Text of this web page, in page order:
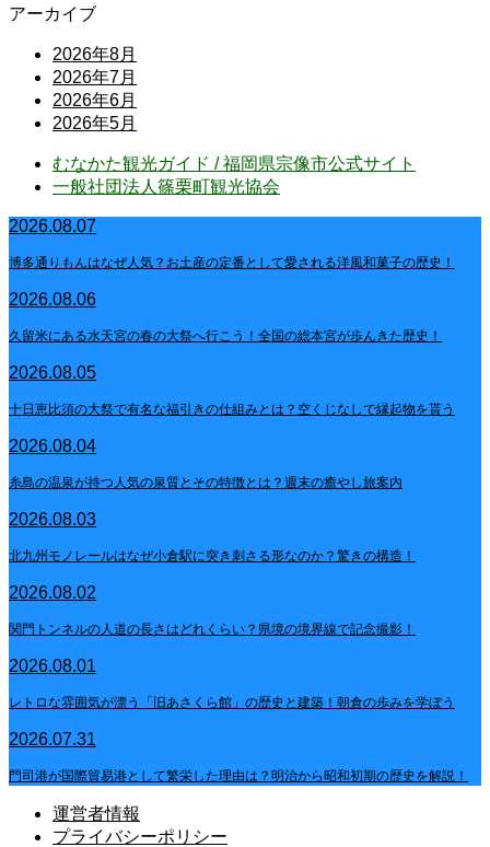
アーカイブ
2026年8月
2026年7月
2026年6月
2026年5月
むなかた観光ガイド / 福岡県宗像市公式サイト
⼀般社団法⼈篠栗町観光協会
2026.08.07
博多通りもんはなぜ人気？お土産の定番として愛される洋風和菓子の歴史！
2026.08.06
久留米にある水天宮の春の大祭へ行こう！全国の総本宮が歩んきた歴史！
2026.08.05
十日恵比須の大祭で有名な福引きの仕組みとは？空くじなしで縁起物を貰う
2026.08.04
糸島の温泉が持つ人気の泉質とその特徴とは？週末の癒やし旅案内
2026.08.03
北九州モノレールはなぜ小倉駅に突き刺さる形なのか？驚きの構造！
2026.08.02
関門トンネルの人道の長さはどれくらい？県境の境界線で記念撮影！
2026.08.01
レトロな雰囲気が漂う「旧あさくら館」の歴史と建築！朝倉の歩みを学ぼう
2026.07.31
門司港が国際貿易港として繁栄した理由は？明治から昭和初期の歴史を解説！
運営者情報
プライバシーポリシー